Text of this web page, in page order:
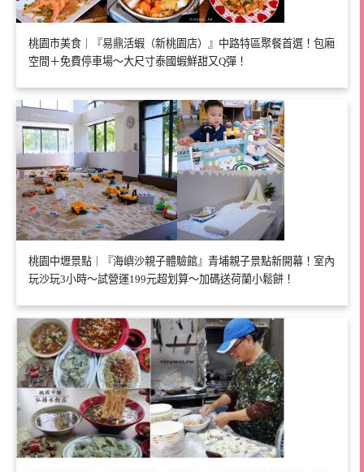
桃園市美食｜『易鼎活蝦（新桃園店）』中路特區聚餐首選！包廂
空間＋免費停車場～大尺寸泰國蝦鮮甜又Q彈！
桃園中壢景點｜『海嶼沙親子體驗館』青埔親子景點新開幕！室內
玩沙玩3小時～試營運199元超划算～加碼送荷蘭小鬆餅！